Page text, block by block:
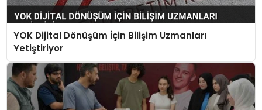
YOK Dijital Dönüşüm İçin Bilişim Uzmanları
Yetiştiriyor